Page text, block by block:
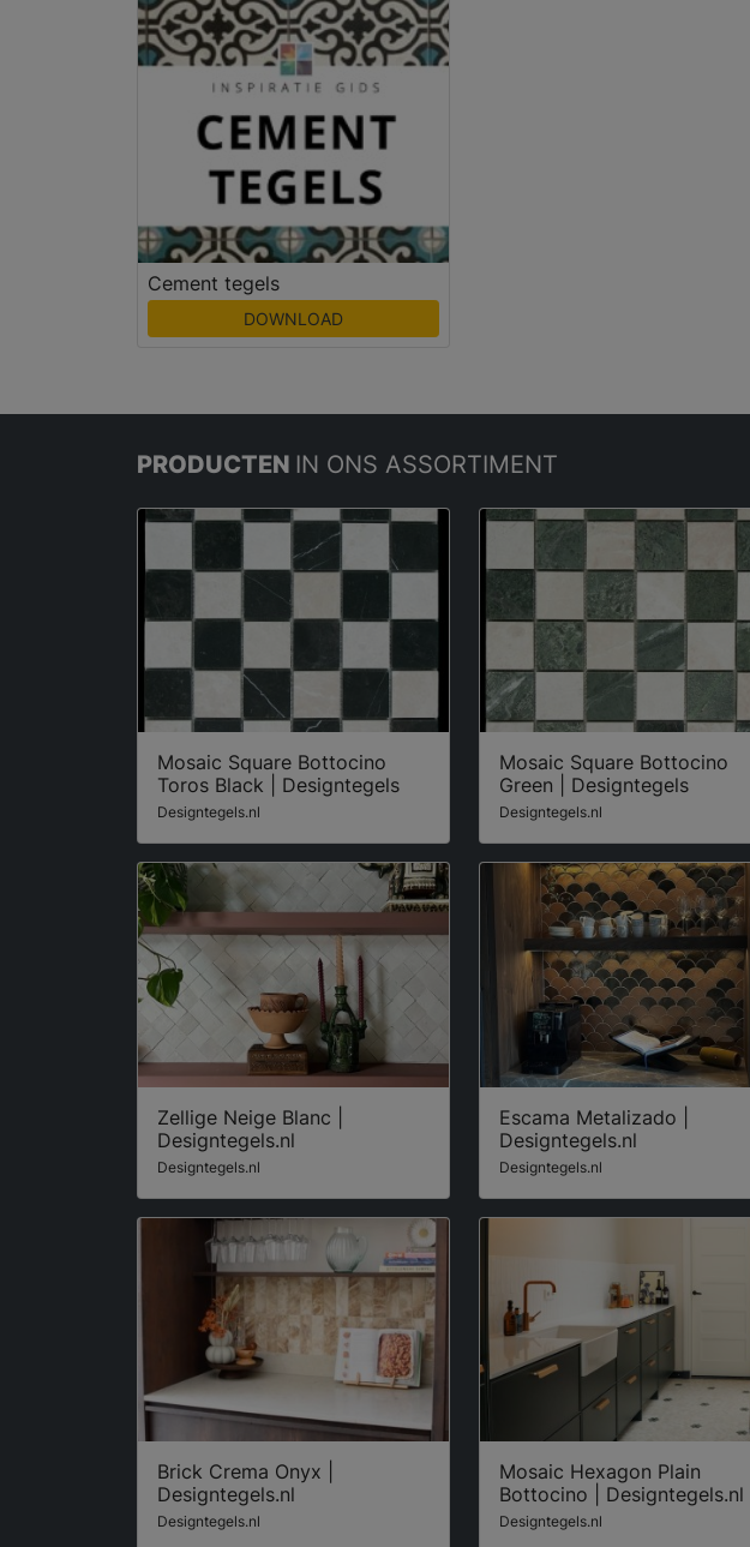
Cement tegels
DOWNLOAD
PRODUCTEN IN ONS ASSORTIMENT
Mosaic Square Bottocino
Toros Black | Designtegels
Designtegels.nl
Mosaic Square Bottocino
Green | Designtegels
Designtegels.nl
Zellige Neige Blanc |
Designtegels.nl
Designtegels.nl
Escama Metalizado |
Designtegels.nl
Designtegels.nl
Brick Crema Onyx |
Designtegels.nl
Designtegels.nl
Mosaic Hexagon Plain
Bottocino | Designtegels.nl
Designtegels.nl